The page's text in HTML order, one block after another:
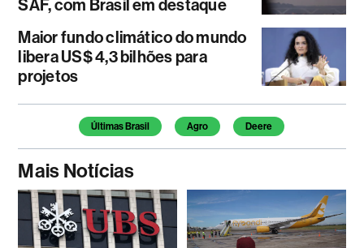
SAF, com Brasil em destaque
Maior fundo climático do mundo
libera US$ 4,3 bilhões para
projetos
Temas deste artigo
Últimas Brasil Agro Deere
Mais Notícias